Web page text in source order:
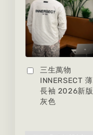
三生萬物
INNERSECT 薄
長袖 2026新版
灰色